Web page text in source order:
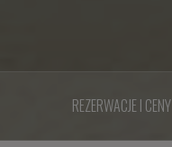
REZERWACJE I CENY